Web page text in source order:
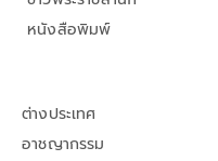
หนังสือพิมพ์
ต่างประเทศ
อาชญากรรม